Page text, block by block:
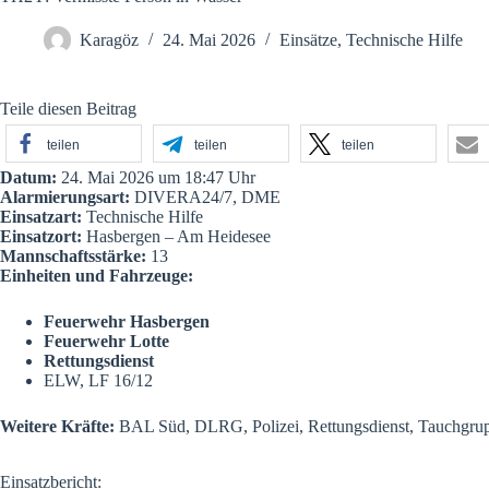
Karagöz 24. Mai 2026 Einsätze, Technische Hilfe
Teile diesen Beitrag
teilen teilen teilen
Datum: 24. Mai 2026 um 18:47 Uhr
Alarmierungsart: DIVERA24/7, DME
Einsatzart: Technische Hilfe
Einsatzort: Hasbergen – Am Heidesee
Mannschaftsstärke: 13
Einheiten und Fahrzeuge:
Feuerwehr Hasbergen
Feuerwehr Lotte
Rettungsdienst
ELW, LF 16/12
Weitere Kräfte: BAL Süd, DLRG, Polizei, Rettungsdienst,
Einsatzbericht: